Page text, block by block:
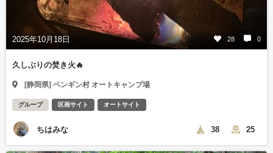
2025年10月18日 28 0
久しぶりの焚き火🔥
[静岡県] ペンギン村 オートキャンプ場
グループ 区画サイト オートサイト
ちはみな 38 25